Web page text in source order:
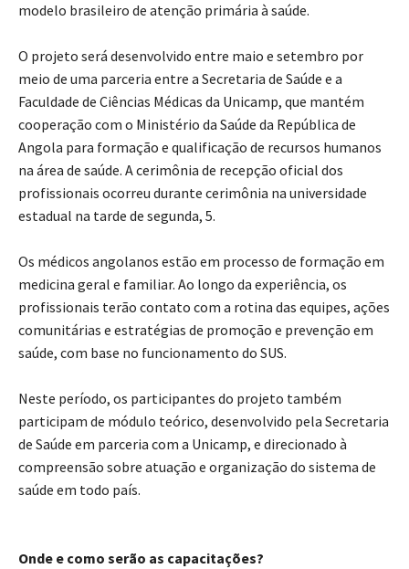
modelo brasileiro de atenção primária à saúde.
O projeto será desenvolvido entre maio e setembro por
meio de uma parceria entre a Secretaria de Saúde e a
Faculdade de Ciências Médicas da Unicamp, que mantém
cooperação com o Ministério da Saúde da República de
Angola para formação e qualificação de recursos humanos
na área de saúde. A cerimônia de recepção oficial dos
profissionais ocorreu durante cerimônia na universidade
estadual na tarde de segunda, 5.
Os médicos angolanos estão em processo de formação em
medicina geral e familiar. Ao longo da experiência, os
profissionais terão contato com a rotina das equipes, ações
comunitárias e estratégias de promoção e prevenção em
saúde, com base no funcionamento do SUS.
Neste período, os participantes do projeto também
participam de módulo teórico, desenvolvido pela Secretaria
de Saúde em parceria com a Unicamp, e direcionado à
compreensão sobre atuação e organização do sistema de
saúde em todo país.
Onde e como serão as capacitações?